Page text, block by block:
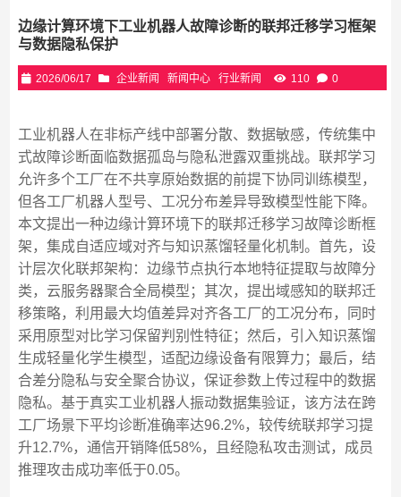
边缘计算环境下工业机器人故障诊断的联邦迁移学习框架
与数据隐私保护
2026/06/17 企业新闻 新闻中心 行业新闻 110 0
工业机器人在非标产线中部署分散、数据敏感，传统集中
式故障诊断面临数据孤岛与隐私泄露双重挑战。联邦学习
允许多个工厂在不共享原始数据的前提下协同训练模型，
但各工厂机器人型号、工况分布差异导致模型性能下降。
本文提出一种边缘计算环境下的联邦迁移学习故障诊断框
架，集成自适应域对齐与知识蒸馏轻量化机制。首先，设
计层次化联邦架构：边缘节点执行本地特征提取与故障分
类，云服务器聚合全局模型；其次，提出域感知的联邦迁
移策略，利用最大均值差异对齐各工厂的工况分布，同时
采用原型对比学习保留判别性特征；然后，引入知识蒸馏
生成轻量化学生模型，适配边缘设备有限算力；最后，结
合差分隐私与安全聚合协议，保证参数上传过程中的数据
隐私。基于真实工业机器人振动数据集验证，该方法在跨
工厂场景下平均诊断准确率达96.2%，较传统联邦学习提
升12.7%，通信开销降低58%，且经隐私攻击测试，成员
推理攻击成功率低于0.05。